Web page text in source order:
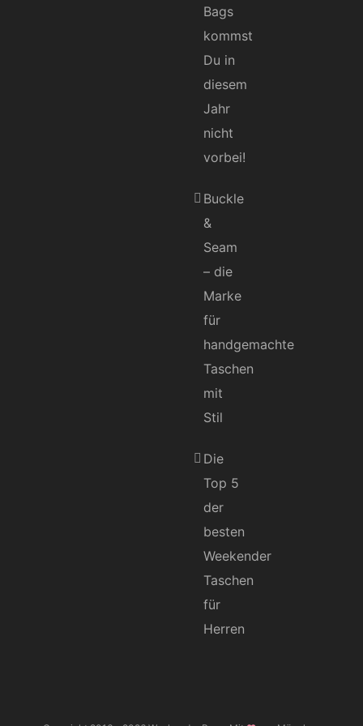
Bags
kommst
Du in
diesem
Jahr
nicht
vorbei!
Buckle
&
Seam
– die
Marke
für
handgemachte
Taschen
mit
Stil
Die
Top 5
der
besten
Weekender
Taschen
für
Herren